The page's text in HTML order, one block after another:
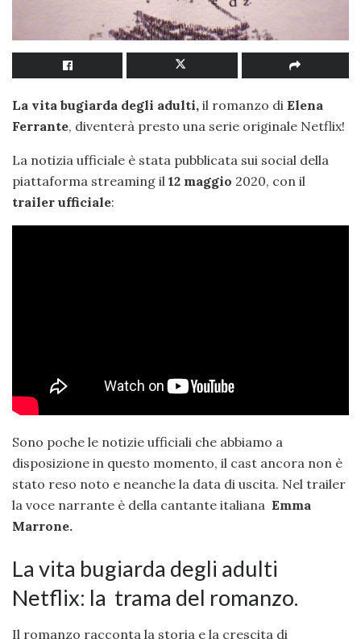
La vita bugiarda degli adulti, il romanzo di Elena
Ferrante, diventerà presto una serie originale Netflix!
La notizia ufficiale è stata pubblicata sui social della
piattaforma streaming il 12 maggio 2020, con il
trailer ufficiale:
Sono poche le notizie ufficiali che abbiamo a
disposizione in questo momento, il cast ancora non è
stato reso noto e neanche la data di uscita. Nel trailer
la voce narrante è della cantante italiana Emma
Marrone.
La vita bugiarda degli adulti
Netflix: la trama del romanzo.
Il romanzo racconta la storia e la crescita di